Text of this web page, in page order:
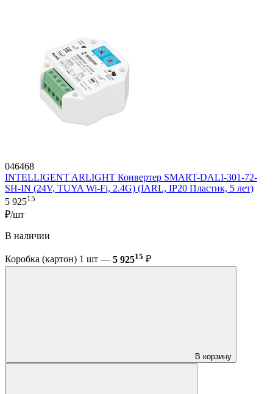
046468
INTELLIGENT ARLIGHT Конвертер SMART-DALI-301-72-
SH-IN (24V, TUYA Wi-Fi, 2.4G) (IARL, IP20 Пластик, 5 лет)
5 92515
₽/шт
В наличии
Коробка (картон) 1 шт — 5 92515 ₽
В корзину